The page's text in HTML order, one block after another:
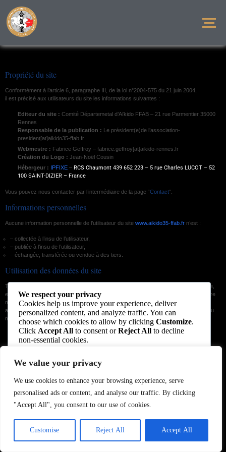
We value your privacy
We use cookies to enhance your browsing experience, serve
personalised ads or content, and analyse our traffic. By clicking
"Accept All", you consent to our use of cookies.
Customise Reject All Accept All
Propriété du site
Conformément à l’article 6, paragraphe III, de la loi n°2004-575 du 21 juin 2004,
il est précisé aux utilisateurs du site les informations suivantes :
Editeur du site : Comité Départemetal d’Aïkido FFAB – 21 rue Parmentier 35000
Rennes
Responsable de la publication : Le président(e)de l’association-
president[at]aikido35-ffab.fr
Webmestre : Fabrice Geffroy – fabrice.geffroy[at]aikido-rennes.fr
Création du Logo : Jean-Noël Cousin
Hébergeur : IPFIXE – RCS Chaumont 439 652 223 – 5 rue Charles LUCOT – 52
100 SAINT-DIZIER – France
Vous pouvez nous contacter par l’intermédiaire de la page “Contact“.
Informations personnelles
Aucune information personnelle de l’utilisateur du site www.aikido35-ffab.fr n’est :
– collectée à l’insu de l’utilisateur,
– publiée à l’insu de l’utilisateur,
– échangée, transférée ou vendue à des tiers.
Utilisation des données du site
Tous droits réservés. La reproduction du contenu de ce site web, en tout ou en partie,
est interdite sans la permission écrite de l’auteur (sauf mention particulière). Tout autre
matériel contenu sur ce site ne nous
appartenant pas : photos, textes, images, codes sources, logos, noms de produits ou
marques citées, etc., est la propriété de leurs détenteurs respectifs.
We respect your privacy
Cookies help us improve your experience, deliver
personalized content, and analyze traffic. You can
choose which cookies to allow by clicking Customize.
Click Accept All to consent orReject All to decline
non-essential cookies.
Customize
Reject All
Powered by